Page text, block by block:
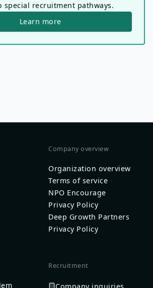
special recruitment pathways.
Learn more
Company overview
Organization overview
Terms of service
NPO Encourage
Privacy Policy
Deep Growth Partners
Privacy Policy
Recruitment
Company inquiries